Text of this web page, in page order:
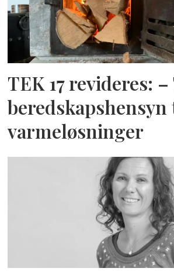
TEK 17 revideres:
varmeløsninger